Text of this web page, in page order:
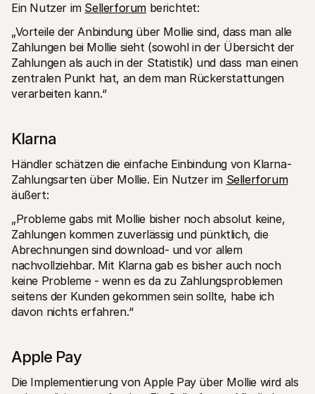
Ein Nutzer im Sellerforum berichtet:
„Vorteile der Anbindung über Mollie sind, dass man alle
Zahlungen bei Mollie sieht (sowohl in der Übersicht der
Zahlungen als auch in der Statistik) und dass man einen
zentralen Punkt hat, an dem man Rückerstattungen
verarbeiten kann.“
Klarna
Händler schätzen die einfache Einbindung von Klarna-
Zahlungsarten über Mollie. Ein Nutzer im Sellerforum
äußert:
„Probleme gabs mit Mollie bisher noch absolut keine,
Zahlungen kommen zuverlässig und pünktlich, die
Abrechnungen sind download- und vor allem
nachvollziehbar. Mit Klarna gab es bisher auch noch
keine Probleme - wenn es da zu Zahlungsproblemen
seitens der Kunden gekommen sein sollte, habe ich
davon nichts erfahren.“
Apple Pay
Die Implementierung von Apple Pay über Mollie wird als